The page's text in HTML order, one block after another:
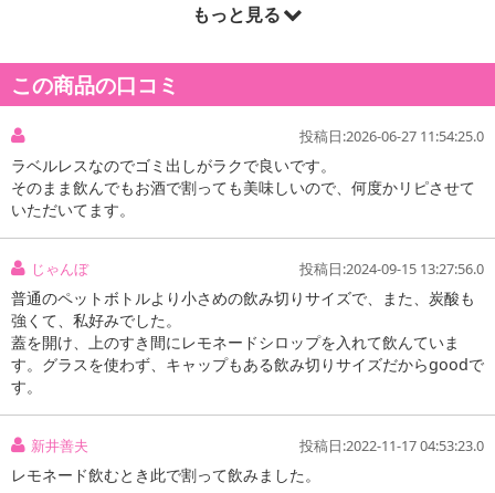
でラベルレスのボトルが新登場。日本コカ・コーラ史上最高のガス
ボリュームと、コカ・コーラシステム独自の厳しい基準(マルチバリ
あげることでキレのある炭酸のおいしさも追求した、ゼロカロリ
ー・無糖・ノンカフェインの強炭酸水でリフレッシュにぴったりな
本製品は、ラベルレスでラベルを剥がす手間なくゴミの分別ができ
ます。
・賞味期限：メーカー製造日より5ヶ月
・原産国（最終加工地）：日本
・原材料/材質/素材：炭酸、クエン酸Na
・その他商品仕様：エネルギー0kcal、たんぱく質0g、脂質0g、 炭
水化物0g、糖類0g、食塩相当量0g、カフェイン0mg
注意事項
【賞味・消費期限のある商品について】
もっと見る
この商品の口コミ
投稿日:2026-06-27 11:54:25.0
ラベルレスなのでゴミ出しがラクで良いです。
そのまま飲んでもお酒で割っても美味しいので、何度かリピさせて
いただいてます。
じゃんぼ 投稿日:2024-09-15 13:27:56.0
普通のペットボトルより小さめの飲み切りサイズで、また、炭酸も
強くて、私好みでした。
蓋を開け、上のすき間にレモネードシロップを入れて飲んていま
す。グラスを使わず、キャップもある飲み切りサイズだからgoodで
す。
新井善夫 投稿日:2022-11-17 04:53:23.0
レモネード飲むとき此で割って飲みました。